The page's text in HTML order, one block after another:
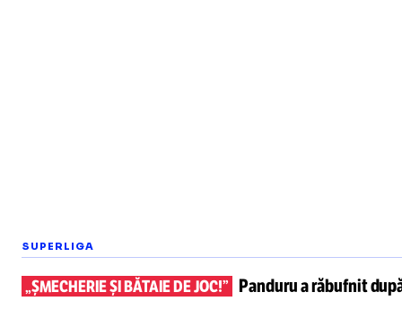
SUPERLIGA
„ȘMECHERIE ȘI BĂTAIE DE JOC!” Panduru a răbufnit